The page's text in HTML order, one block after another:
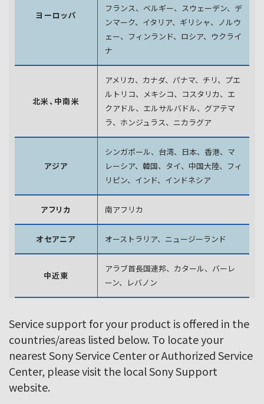
ヨーロッパ
フランス、ベルギー、スウェーデン、 デ
ンマーク、イタリア、ギリシャ、ノルウ
ェー、フィンランド、 ロシア、ウクライ
ナ
北米、中南米
アメリカ、カナダ、パナマ、チリ、プエ
ルトリコ、メキシコ、 コスタリカ、エ
クアドル、エルサルバドル、グアテマ
ラ、 ホンジュラス、ニカラグア
アジア
シンガポール、台湾、日本、香港、マ
レーシア、韓国、 タイ、中国大陸、フィ
リピン、インド、インドネシア
アフリカ 南アフリカ
オセアニア オーストラリア、ニュージーランド
中近東
アラブ首長国連邦、カタール、バーレ
ーン、レバノン
Service support for your product is offered in the
countries/areas listed below. To locate your
nearest Sony Service Center or Authorized Service
Center, please visit the local Sony Support
website.